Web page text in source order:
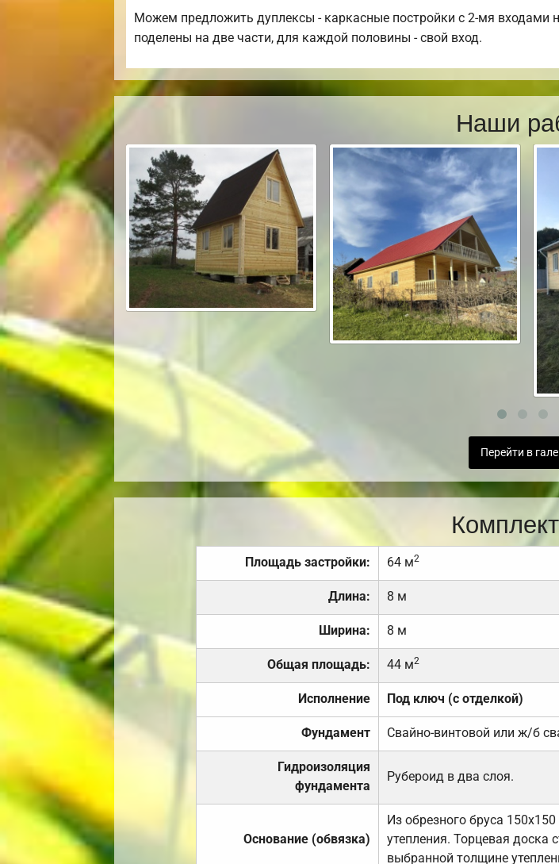
Можем предложить дуплексы - каркасные постройки с 2-мя входами
поделены на две части, для каждой половины - свой вход.
Наши
Перейти в
Площадь застройки: 64 м2
Длина: 8 м
Ширина: 8 м
Общая площадь: 44 м2
Исполнение Под ключ (с отделкой)
Фундамент Свайно-винтовой или ж/б
Гидроизоляция
фундамента
Рубероид в два слоя.
Основание (обвязка)
Из обрезного бруса
утепления. Торцевая доска
выбранной толщине